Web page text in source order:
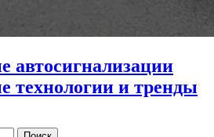
автосигнализации
технологии и тренды